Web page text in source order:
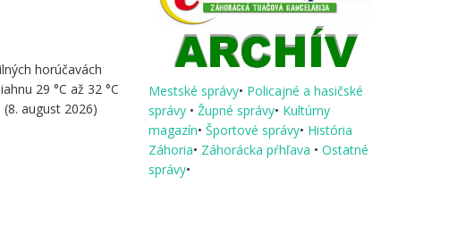
horúčavách
29 °C až 32 °C
august 2026)
Mestské správy• Policajné a hasičské
správy • Župné správy• Kultúrny
magazín• Športové správy• História
Záhoria• Záhorácka pŕhľava • Ostatné
správy•